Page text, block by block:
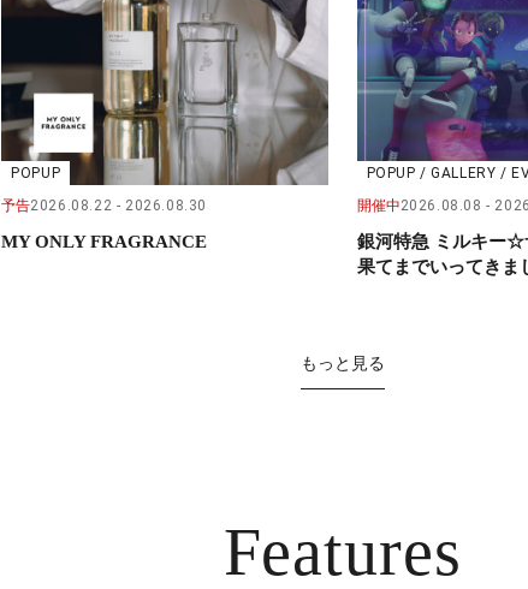
POPUP
予告2026.08.22 2026.08.30
MY ONLY FRAGRANCE
POPUP / GALLERY /
開催中2026.08.08
銀河特急 ミルキー☆
果てまでいってきま
もっと見る
Features